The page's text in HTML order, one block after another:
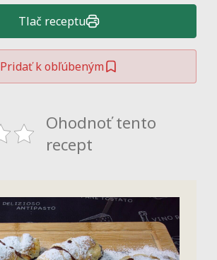
Tlač receptu
Pridať k obľúbeným
Ohodnoť tento
recept